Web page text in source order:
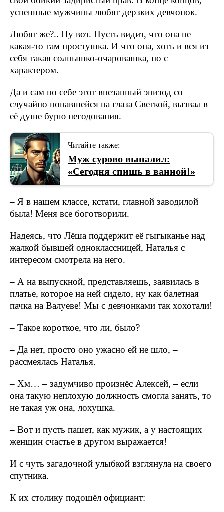
успешные мужчины любят дерзких девчонок.
Любят же?.. Ну вот. Пусть видит, что она не
какая-то там простушка. И что она, хоть и вся из
себя такая солнышко-очаровашка, но с
характером.
Да и сам по себе этот внезапный эпизод со
случайно попавшейся на глаза Светкой, вызвал в
её душе бурю негодования.
Читайте также:
Муж сурово выпалил:
«Сегодня спишь в ванной!»
– Я в нашем классе, кстати, главной заводилой
была! Меня все боготворили.
Надеясь, что Лёша поддержит её гыгыканье над
жалкой бывшей одноклассницей, Наталья с
интересом смотрела на него.
– А на выпускной, представляешь, заявилась в
платье, которое на ней сидело, ну как балетная
пачка на Валуеве! Мы с девчонками так хохотали!
– Такое короткое, что ли, было?
– Да нет, просто оно ужасно ей не шло, –
рассмеялась Наталья.
– Хм… – задумчиво произнёс Алексей, – если
она такую неплохую должность смогла занять, то
не такая уж она, лохушка.
– Вот и пусть пашет, как мужик, а у настоящих
женщин счастье в другом выражается!
И с чуть загадочной улыбкой взглянула на своего
спутника.
К их столику подошёл официант: